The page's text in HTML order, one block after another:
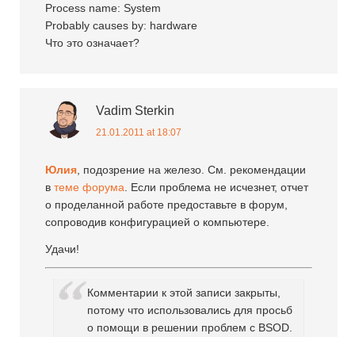
Process name: System
Probably causes by: hardware
Что это означает?
Vadim Sterkin
21.01.2011 at 18:07
Юлия , подозрение на железо. См. рекомендации
втеме форума . Если проблема не исчезнет, отчет
о проделанной работе предоставьте в форум,
сопроводив конфигурацией о компьютере.
Удачи!
Комментарии к этой записи закрыты,
потому что использовались для просьб
о помощи в решении проблем с BSOD.